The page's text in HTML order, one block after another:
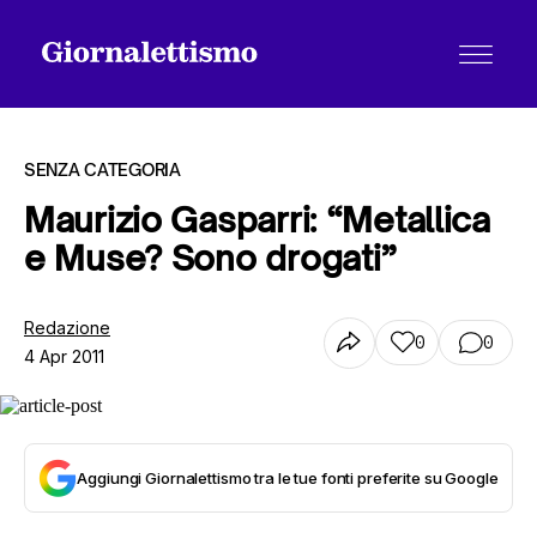
Tutti gli articoli
Chi siamo
Contatti
SENZA CATEGORIA
Maurizio Gasparri: “Metallica
e Muse? Sono drogati”
Redazione
4 Apr 2011
0 0
Aggiungi Giornalettismo tra le tue fonti preferite su Google